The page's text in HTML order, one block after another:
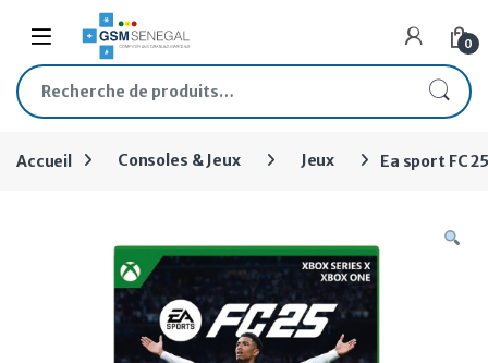
Skip to navigation
Skip to content
Open 0
Recherche pour :
Accueil Consoles & Jeux Jeux Ea sport FC